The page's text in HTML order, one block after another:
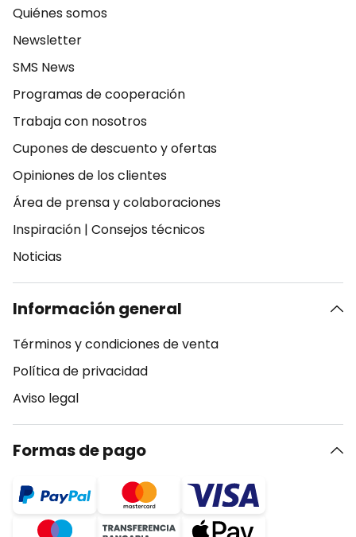
Quiénes somos
Newsletter
SMS News
Programas de cooperación
Trabaja con nosotros
Cupones de descuento y ofertas
Opiniones de los clientes
Área de prensa y colaboraciones
Inspiración | Consejos técnicos
Noticias
Información general
Términos y condiciones de venta
Política de privacidad
Aviso legal
Formas de pago